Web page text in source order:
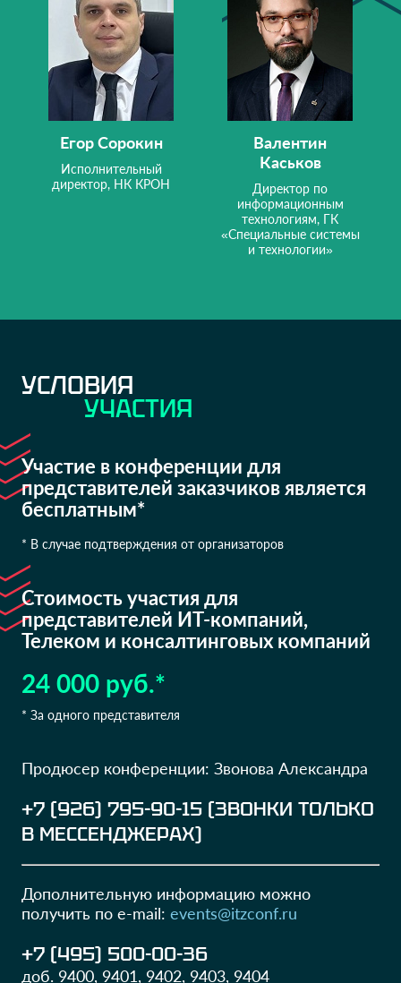
Егор Сорокин
Исполнительный
директор, НК КРОН
Валентин
Каськов
Директор по
информационным
технологиям, ГК
«Специальные системы
и технологии»
УСЛОВИЯ
УЧАСТИЯ
Участие в конференции для
представителей заказчиков является
бесплатным*
* В случае подтверждения от организаторов
Стоимостьучастия для
представителей ИТ-компаний,
Телеком и консалтинговых компаний
24 000 руб.*
* За одного представителя
Продюсер конференции: Звонова Александра
+7 (926) 795-90-15 (ЗВОНКИ ТОЛЬКО
В МЕССЕНДЖЕРАХ)
Дополнительную информацию можно
получить по e-mail: events@itzconf.ru
+7 (495) 500-00-36
доб. 9400, 9401, 9402, 9403, 9404